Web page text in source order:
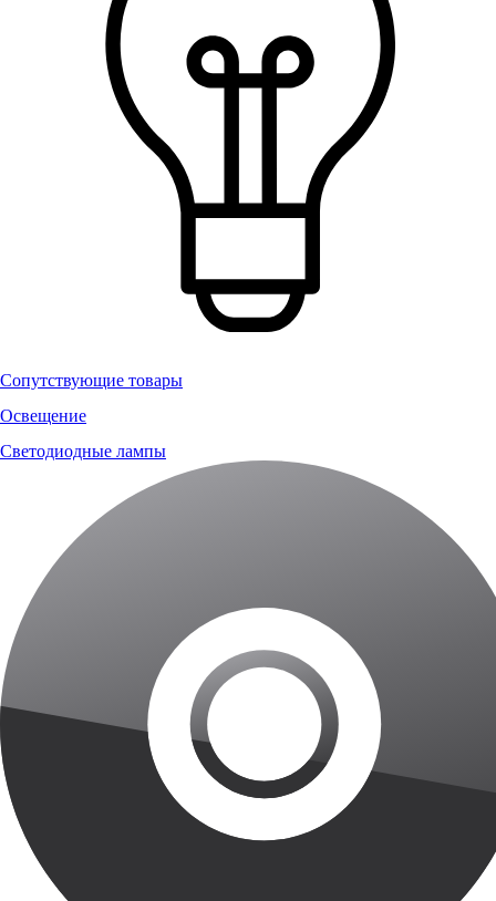
Сопутствующие товары
Освещение
Светодиодные лампы